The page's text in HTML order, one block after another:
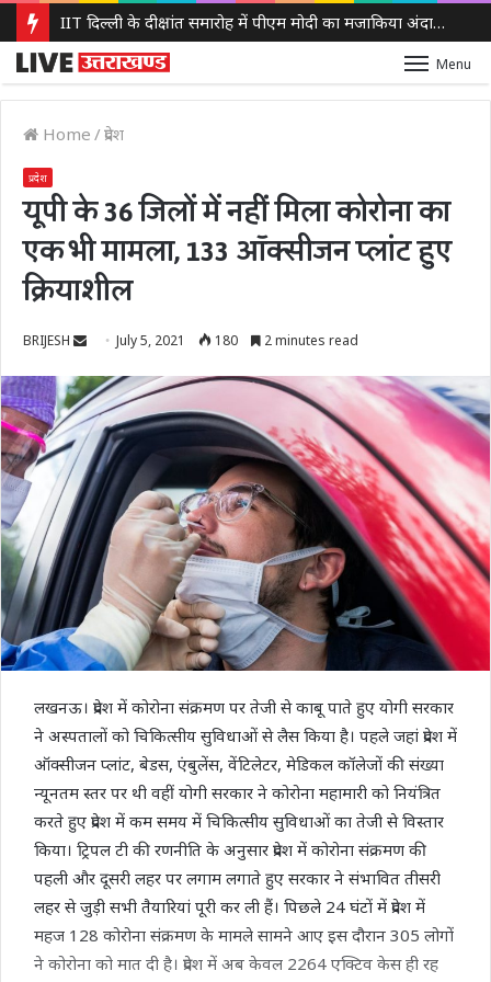
IIT दिल्ली के दीक्षांत समारोह में पीएम मोदी का मजाकिया अंदाज, बोले – ‘मैं बाबा बागेश्वर नहीं हूं, लेकिन मन में कुछ तो चल रहा होगा’
Menu
Home /प्रदेश
प्रदेश
यूपी के 36 जिलों में नहीं मिला कोरोना का
एक भी मामला, 133 ऑक्सीजन प्लांट हुए
क्रियाशील
BRIJESH
Send
email
July 5, 2021 180 2 minutes read
लखनऊ। प्रदेश में कोरोना संक्रमण पर तेजी से काबू पाते हुए योगी सरकार
ने अस्‍पतालों को चिकित्‍सीय सुविधाओं से लैस किया है। पहले जहां प्रदेश में
ऑक्‍सीजन प्‍लांट, बेडस, एंबुलेंस, वेंटिलेटर, मेडिकल कॉलेजों की संख्‍या
न्‍यूनतम स्‍तर पर थी वहीं योगी सरकार ने कोरोना महामारी को नियंत्रित
करते हुए प्रदेश में कम समय में चिकित्‍सीय सुविधाओं का तेजी से विस्‍तार
किया। ट्रिपल टी की रणनीत‍ि के अनुसार प्रदेश में कोरोना संक्रमण की
पहली और दूसरी लहर पर लगाम लगाते हुए सरकार ने संभावित तीसरी
लहर से जुड़ी सभी तैयारियां पूरी कर ली हैं। पिछले 24 घंटों में प्रदेश में
महज 128 कोरोना संक्रमण के मामले सामने आए इस दौरान 305 लोगों
ने कोरोना को मात दी है। प्रदेश में अब केवल 2264 एक्टिव केस ही रह